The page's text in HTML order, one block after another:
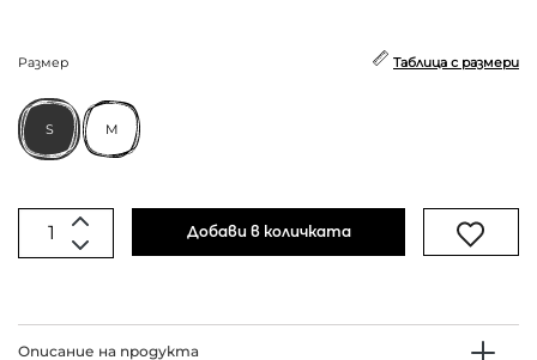
Размер Таблица с размери
S M
Добави в количката
Описание на продукта